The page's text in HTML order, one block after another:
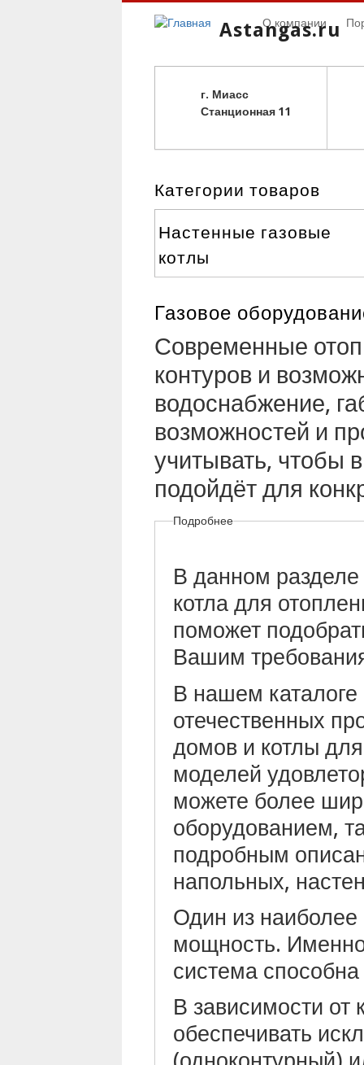
Astangas.ru
г. Миасс
Станционная 11
О компании
Категории товаров
Настенные газовые
котлы
Газовое
Современные
контуров и
водоснабжение,
возможностей и
учитывать, чтобы
подойдёт для
Подробнее
В данном
котла для
поможет
Вашим
В нашем каталоге
отечественных
домов и котлы
моделей
можете более
оборудованием,
подробным
напольных,
Один из наиболее
мощность.
система способна
В зависимости от
обеспечивать